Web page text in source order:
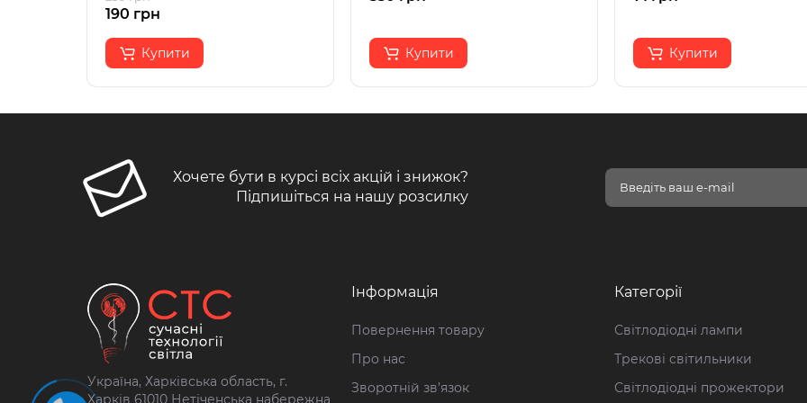
190 грн
Купити Купити Купити
Хочете бути в курсі всіх акцій і знижок?
Підпишіться на нашу розсилку
Україна, Харківська область, г.
Харків 61010 Нетіченська набережна
Інформація
Повернення товару
Про нас
Зворотній зв’язок
Категорії
Світлодіодні лампи
Трекові світильники
Світлодіодні прожектори